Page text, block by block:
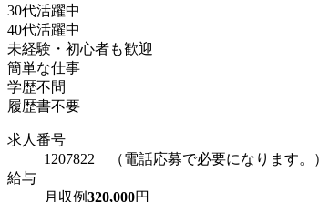
30代活躍中
40代活躍中
未経験・初心者も歓迎
簡単な仕事
学歴不問
履歴書不要
求人番号
1207822 （電話応募で必要になります。
給与
月収例320,000円